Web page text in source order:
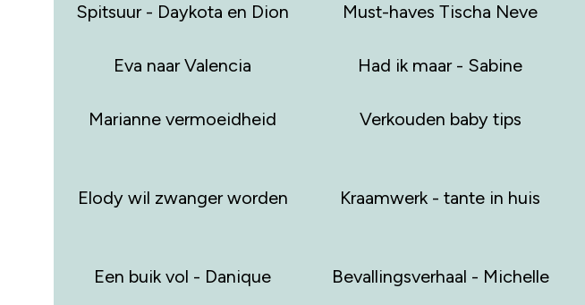
Spitsuur - Daykota en Dion Must-haves Tischa Neve
Eva naar Valencia Had ik maar - Sabine
Marianne vermoeidheid Verkouden baby tips
Elody wil zwanger worden Kraamwerk - tante in huis
Een buik vol - Danique Bevallingsverhaal - Michelle